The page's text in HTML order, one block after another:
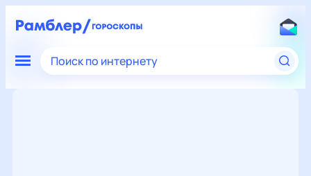
Поиск по интернету